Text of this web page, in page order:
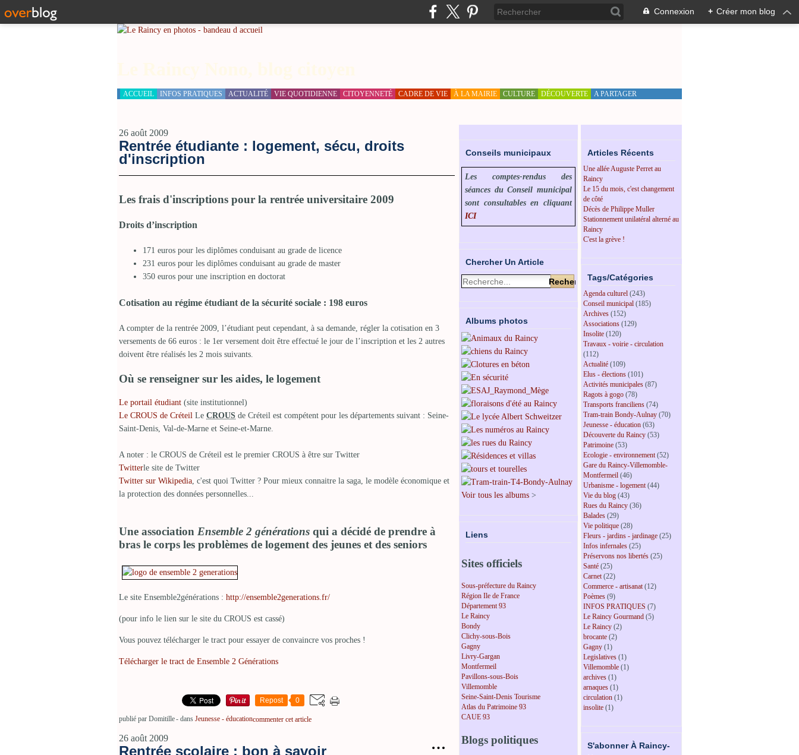
Connexion + Créer mon blog
ACCUEIL INFOS PRATIQUES ACTUALITÉ VIE QUOTIDIENNE CITOYENNETÉ CADRE DE VIE À LA MAIRIE CULTURE DÉCOUVERTE A PARTAGER
26 août 2009
Rentrée étudiante : logement, sécu, droits
d'inscription
Les frais d'inscriptions pour la rentrée universitaire 2009
Droits d’inscription
171 euros pour les diplômes conduisant au grade de licence
231 euros pour les diplômes conduisant au grade de master
350 euros pour une inscription en doctorat
Cotisation au régime étudiant de la sécurité sociale : 198 euros
A compter de la rentrée 2009, l’étudiant peut cependant, à sa demande, régler la cotisation en 3
versements de 66 euros : le 1er versement doit être effectué le jour de l’inscription et les 2 autres
doivent être réalisés les 2 mois suivants.
Où se renseigner sur les aides, le logement
Le portail étudiant (site institutionnel)
Le CROUS de Créteil Le CROUS de Créteil est compétent pour les départements suivant : Seine-
Saint-Denis, Val-de-Marne et Seine-et-Marne.
A noter : le CROUS de Créteil est le premier CROUS à être sur Twitter
Twitterle site de Twitter
Twitter sur Wikipedia, c'est quoi Twitter ? Pour mieux connaitre la saga, le modèle économique et
la protection des données personnelles...
Une association Ensemble 2 générations qui a décidé de prendre à
bras le corps les problèmes de logement des jeunes et des seniors
Le site Ensemble2générations : http://ensemble2generations.fr/
(pour info le lien sur le site du CROUS est cassé)
Vous pouvez télécharger le tract pour essayer de convaincre vos proches !
Télécharger le tract de Ensemble 2 Générations
Repost 0
publié par Domitille- dans Jeunesse - éducationcommenter cet article
…
26 août 2009
Rentrée scolaire : bon à savoir
Conseils municipaux
Les comptes-rendus des
séances du Conseil municipal
sont consultables en cliquant
ICI
Chercher Un Article
Albums photos
Voir tous les albums >
Liens
Sites officiels
Sous-préfecture du Raincy
Région Ile de France
Département 93
Le Raincy
Bondy
Clichy-sous-Bois
Gagny
Livry-Gargan
Montfermeil
Pavillons-sous-Bois
Villemomble
Seine-Saint-Denis Tourisme
Atlas du Patrimoine 93
CAUE 93
Blogs politiques
Articles Récents
Une allée Auguste Perret au
Raincy
Le 15 du mois, c'est changement
de côté
Décès de Philippe Muller
Stationnement unilatéral alterné au
Raincy
C'est la grève !
Tags/Catégories
Agenda culturel (243)
Conseil municipal (185)
Archives (152)
Associations (129)
Insolite (120)
Travaux - voirie - circulation
(112)
Actualité (109)
Elus - élections (101)
Activités municipales (87)
Ragots à gogo (78)
Transports franciliens (74)
Tram-train Bondy-Aulnay (70)
Jeunesse - éducation (63)
Découverte du Raincy (53)
Patrimoine (53)
Ecologie - environnement(52)
Gare du Raincy-Villemomble-
Montfermeil (46)
Urbanisme - logement(44)
Vie du blog (43)
Rues du Raincy (36)
Balades (29)
Vie politique (28)
Fleurs - jardins - jardinage (25)
Infos infernales (25)
Préservons nos libertés (25)
Santé (25)
Carnet(22)
Commerce - artisanat(12)
Poèmes (9)
INFOS PRATIQUES (7)
Le Raincy Gourmand (5)
Le Raincy (2)
brocante (2)
Gagny (1)
Legislatives (1)
Villemomble (1)
archives (1)
arnaques (1)
circulation (1)
insolite (1)
S'abonner À Raincy-